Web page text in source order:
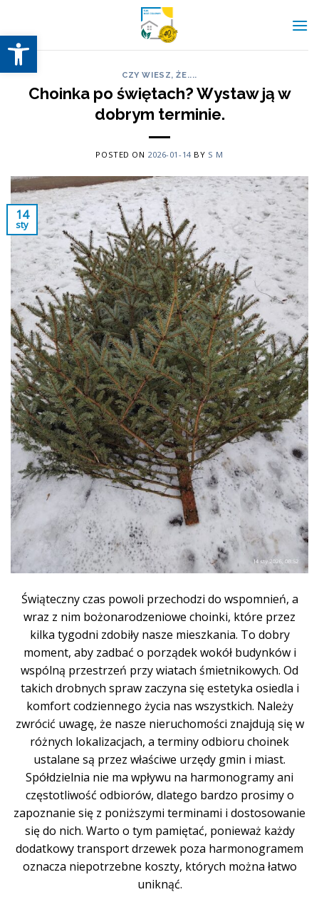
Otwórz pasek narzędzi
content
CZY WIESZ, ŻE....
Choinka po świętach? Wystaw ją w
dobrym terminie.
POSTED ON 2026-01-14 BY S M
14
sty
Świąteczny czas powoli przechodzi do wspomnień, a
wraz z nim bożonarodzeniowe choinki, które przez
kilka tygodni zdobiły nasze mieszkania. To dobry
moment, aby zadbać o porządek wokół budynków i
wspólną przestrzeń przy wiatach śmietnikowych. Od
takich drobnych spraw zaczyna się estetyka osiedla i
komfort codziennego życia nas wszystkich. Należy
zwrócić uwagę, że nasze nieruchomości znajdują się w
różnych lokalizacjach, a terminy odbioru choinek
ustalane są przez właściwe urzędy gmin i miast.
Spółdzielnia nie ma wpływu na harmonogramy ani
częstotliwość odbiorów, dlatego bardzo prosimy o
zapoznanie się z poniższymi terminami i dostosowanie
się do nich. Warto o tym pamiętać, ponieważ każdy
dodatkowy transport drzewek poza harmonogramem
oznacza niepotrzebne koszty, których można łatwo
uniknąć.